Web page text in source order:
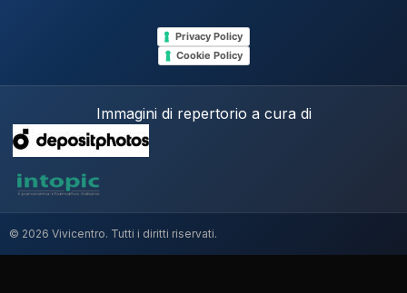
Privacy Policy
Cookie Policy
Immagini di repertorio a cura di
© 2026 Vivicentro. Tutti i diritti riservati.